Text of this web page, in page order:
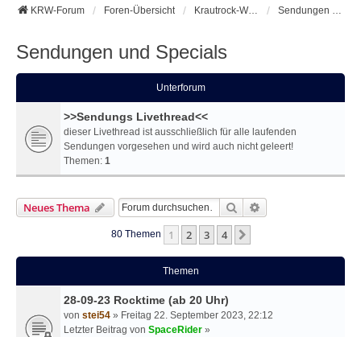
KRW-Forum Foren-Übersicht Krautrock-World Webradio Sendungen und Specials
Sendungen und Specials
Unterforum
>>Sendungs Livethread<<
dieser Livethread ist ausschließlich für alle laufenden
Sendungen vorgesehen und wird auch nicht geleert!
Themen: 1
Neues Thema Suche
80 Themen 1 2 3 4
Themen
28-09-23 Rocktime (ab 20 Uhr)
von stei54 » Freitag 22. September 2023, 22:12
Letzter Beitrag von SpaceRider »